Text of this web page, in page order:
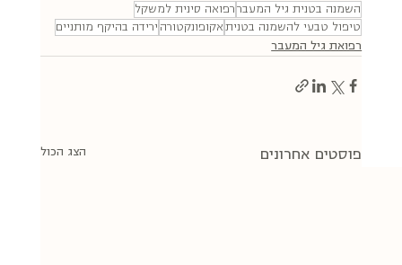
השמנה בטנית גיל המעבררפואה סינית למשקל
טיפול טבעי להשמנה בטניתאקופונקטורה ירידה בהיקף מותניים
רפואת גיל המעבר
פוסטים אחרונים הצג הכול